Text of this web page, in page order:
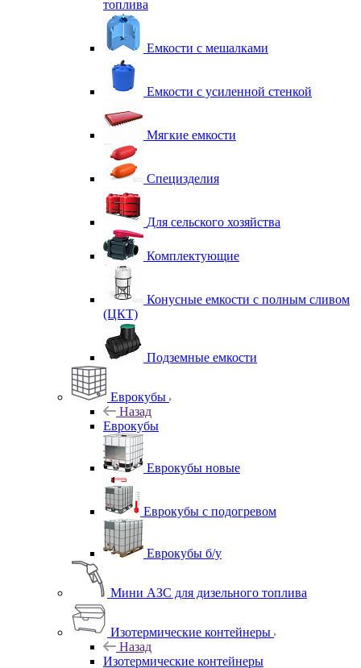
топлива
Емкости с мешалками
Емкости с усиленной стенкой
Мягкие емкости
Специзделия
Для сельского хозяйства
Комплектующие
Конусные емкости с полным сливом
(ЦКТ)
Подземные емкости
Еврокубы
Назад
Еврокубы
Еврокубы новые
Еврокубы с подогревом
Еврокубы б/у
Мини АЗС для дизельного топлива
Изотермические контейнеры
Назад
Изотермические контейнеры